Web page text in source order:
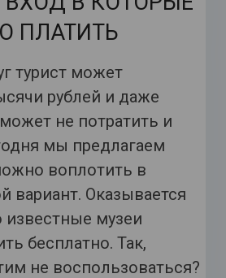
ПЛАТИТЬ
турист может
рублей и даже
не потратить и
мы предлагаем
воплотить в
вариант. Оказывается
музеи
бесплатно. Так,
не воспользоваться?